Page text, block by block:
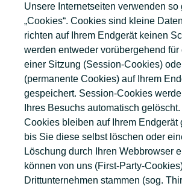
Unsere Internetseiten verwenden so
„Cookies“. Cookies sind kleine
richten auf Ihrem Endgerät keinen
werden entweder vorübergehend für
einer Sitzung (Session-Cookies)
(permanente Cookies) auf Ihrem
gespeichert. Session-Cookies
Ihres Besuchs automatisch
Cookies bleiben auf Ihrem Endgerät
bis Sie diese selbst löschen oder
Löschung durch Ihren Webbrowser
können von uns (First-Party-
Drittunternehmen stammen (sog.